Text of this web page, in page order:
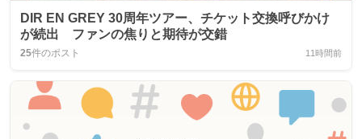
DIR EN GREY 30周年ツアー、チケット交換呼びかけ
が続出 ファンの焦りと期待が交錯
25件のポスト 11時間前